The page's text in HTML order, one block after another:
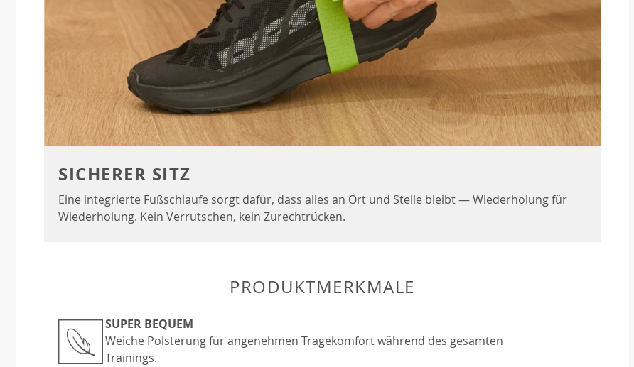
SICHERER SITZ
Eine integrierte Fußschlaufe sorgt dafür, dass alles an Ort und Stelle bleibt — Wiederholung für
Wiederholung. Kein Verrutschen, kein Zurechtrücken.
PRODUKTMERKMALE
SUPER BEQUEM
Weiche Polsterung für angenehmen Tragekomfort während des gesamten
Trainings.